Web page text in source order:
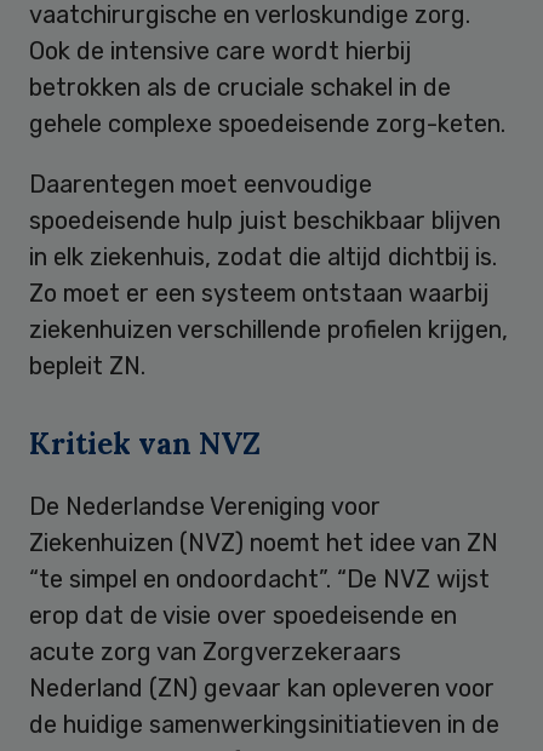
vaatchirurgische en verloskundige zorg.
Ook de intensive care wordt hierbij
betrokken als de cruciale schakel in de
gehele complexe spoedeisende zorg-keten.
Daarentegen moet eenvoudige
spoedeisende hulp juist beschikbaar blijven
in elk ziekenhuis, zodat die altijd dichtbij is.
Zo moet er een systeem ontstaan waarbij
ziekenhuizen verschillende profielen krijgen,
bepleit ZN.
Kritiek van NVZ
De Nederlandse Vereniging voor
Ziekenhuizen (NVZ) noemt het idee van ZN
“te simpel en ondoordacht”. “De NVZ wijst
erop dat de visie over spoedeisende en
acute zorg van Zorgverzekeraars
Nederland (ZN) gevaar kan opleveren voor
de huidige samenwerkingsinitiatieven in de